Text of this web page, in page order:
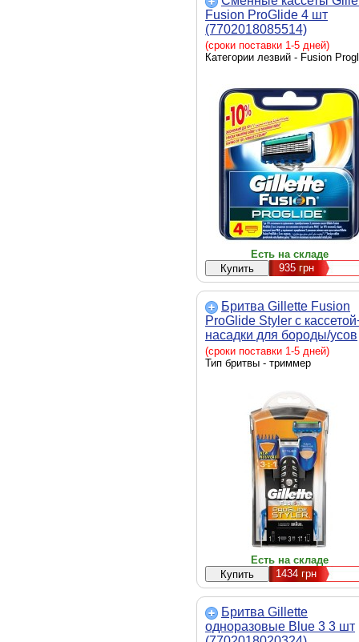
Fusion ProGlide 4 шт
(7702018085514)
(сроки поставки 1-5 дней)
Категории лезвий - Fusion
Есть на складе
935грн
Бритва Gillette Fusion
ProGlide Styler с
насадки для бороды/усов
(7702018273386)
(сроки поставки 1-5 дней)
Тип бритвы - триммер
Есть на складе
1434 грн
Бритва Gillette
одноразовые Blue 3 3 шт